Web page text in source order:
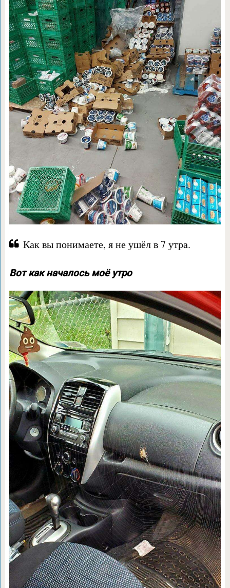
Как вы понимаете, я не ушёл в 7 утра.
Вот как началось моё утро